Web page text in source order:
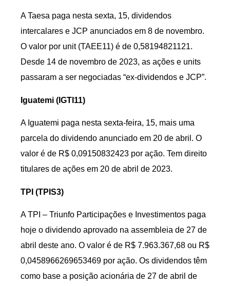
A Taesa paga nesta sexta, 15, dividendos
intercalares e JCP anunciados em 8 de novembro.
O valor por unit (TAEE11) é de 0,58194821121.
Desde 14 de novembro de 2023, as ações e units
passaram a ser negociadas “ex-dividendos e JCP”.
Iguatemi (IGTI11)
A Iguatemi paga nesta sexta-feira, 15, mais uma
parcela do dividendo anunciado em 20 de abril. O
valor é de R$ 0,09150832423 por ação. Tem direito
titulares de ações em 20 de abril de 2023.
TPI (TPIS3)
A TPI – Triunfo Participações e Investimentos paga
hoje o dividendo aprovado na assembleia de 27 de
abril deste ano. O valor é de R$ 7.963.367,68 ou R$
0,0458966269653469 por ação. Os dividendos têm
como base a posição acionária de 27 de abril de